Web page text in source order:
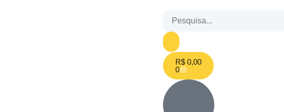
R$ 0,00
0